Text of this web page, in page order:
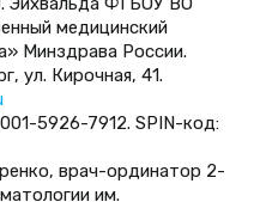
медицинский
Минздрава России.
ул. Кирочная, 41.
5926-7912. SPIN-код:
врач-ординатор 2-
им.